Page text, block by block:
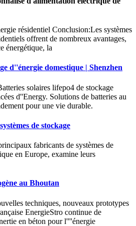
résidentiel Conclusion:Les systèmes
offrent de nombreux avantages,
énergétique, la
d''énergie domestique | Shenzhen
solaires lifepo4 de stockage
d''Energy. Solutions de batteries au
pour une vie durable.
de stockage
fabricants de systèmes de
en Europe, examine leurs
au Bhoutan
techniques, nouveaux prototypes
EnergieStro continue de
en béton pour l''''énergie